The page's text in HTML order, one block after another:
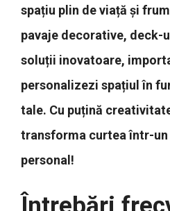
spațiu plin de viață și
pavaje decorative, deck-
soluții inovatoare,
personalizezi spațiul în
tale. Cu puțină
transforma curtea într-
personal!